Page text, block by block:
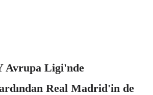
Avrupa Ligi'nde
Real Madrid'in de